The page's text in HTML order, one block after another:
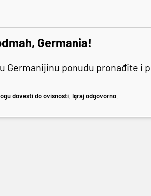
Germania!
Germanijinu ponudu pronađite i
dovesti do ovisnosti. Igraj odgovorno.